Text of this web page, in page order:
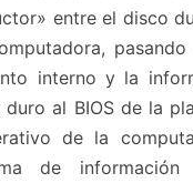
entre el disco
interno y la
al BIOS de la
de la
de